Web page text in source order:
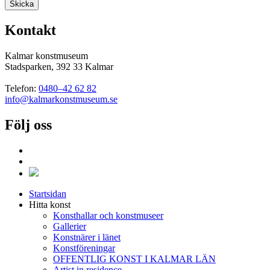
Kontakt
Kalmar konstmuseum
Stadsparken, 392 33 Kalmar
Telefon: 0480–42 62 82
info@kalmarkonstmuseum.se
Följ oss
Startsidan
Hitta konst
Konsthallar och konstmuseer
Gallerier
Konstnärer i länet
Konstföreningar
OFFENTLIG KONST I KALMAR LÄN